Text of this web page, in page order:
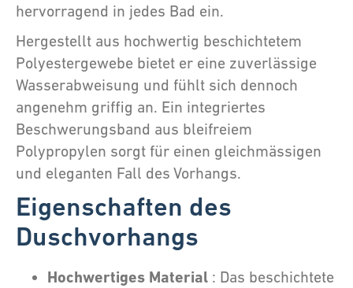
hervorragend in jedes Bad ein.
Hergestellt aus hochwertig beschichtetem
Polyestergewebe bietet er eine zuverlässige
Wasserabweisung und fühlt sich dennoch
angenehm griffig an. Ein integriertes
Beschwerungsband aus bleifreiem
Polypropylen sorgt für einen gleichmässigen
und eleganten Fall des Vorhangs.
Eigenschaften des
Duschvorhangs
Hochwertiges Material : Das beschichtete